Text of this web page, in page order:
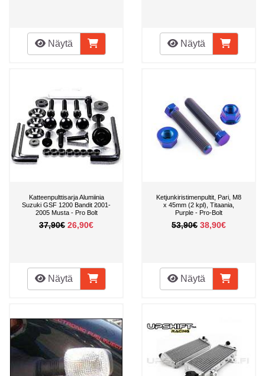
Näytä Näytä
Katteenpulttisarja Alumiinia
Suzuki GSF 1200 Bandit 2001-
2005 Musta - Pro Bolt
37,90€ 26,90€
Näytä
Ketjunkiristimenpultit, Pari, M8
x 45mm (2 kpl), Titaania,
Purple - Pro-Bolt
53,90€ 38,90€
Näytä